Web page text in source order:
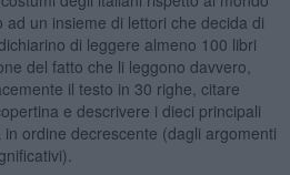
un insieme di lettori che decida di
di leggere almeno 100 libri
del fatto che li leggono davvero,
il testo in 30 righe, citare
e descrivere i dieci principali
ordine decrescente (dagli argomenti